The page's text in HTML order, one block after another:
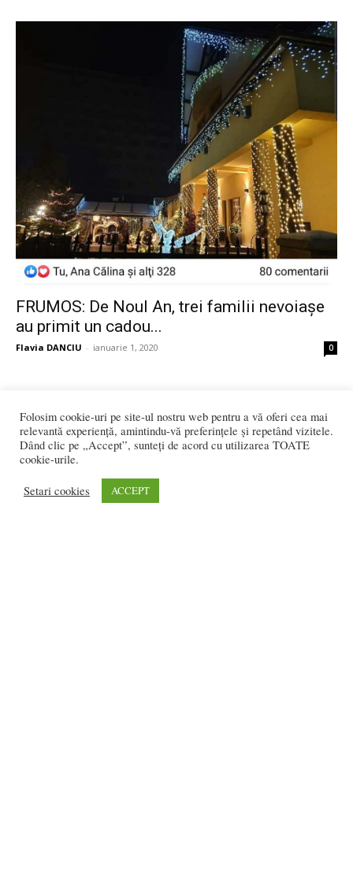
FRUMOS: De Noul An, trei familii nevoiașe
au primit un cadou...
Flavia DANCIU - ianuarie 1, 2020 0
1 2
Folosim cookie-uri pe site-ul nostru web pentru a vă oferi cea mai
relevantă experiență, amintindu-vă preferințele și repetând vizitele.
Dând clic pe „Accept”, sunteți de acord cu utilizarea TOATE
cookie-urile.
Setari cookies ACCEPT